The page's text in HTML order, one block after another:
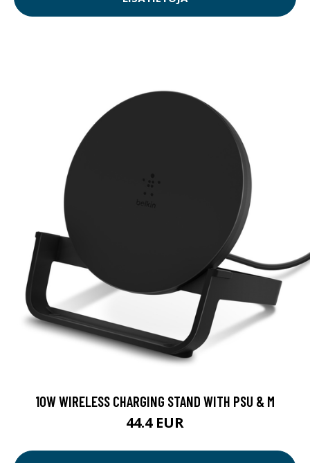
10W WIRELESS CHARGING STAND WITH PSU & M
44.4 EUR